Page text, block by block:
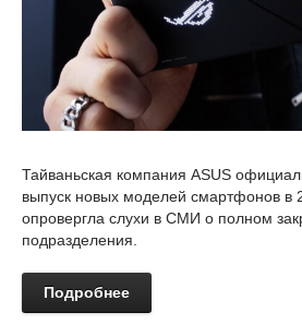
Тайваньская компания ASUS
выпуск новых моделей смартфонов в
опровергла слухи в СМИ о полном
подразделения.
Подробнее